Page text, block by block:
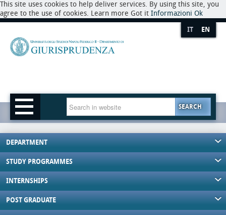
This site uses cookies to help deliver services. By using this site, you
agree to the use of cookies. Learn more Got it Informazioni Ok
IT EN
SEARCH
DEPARTMENT
STUDY PROGRAMMES
INTERNSHIPS
POST GRADUATE